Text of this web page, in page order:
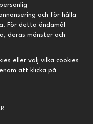
695 kr
till kanonpris
och för hålla
För detta ändamål
deras mönster och
eller välj vilka cookies
att klicka på